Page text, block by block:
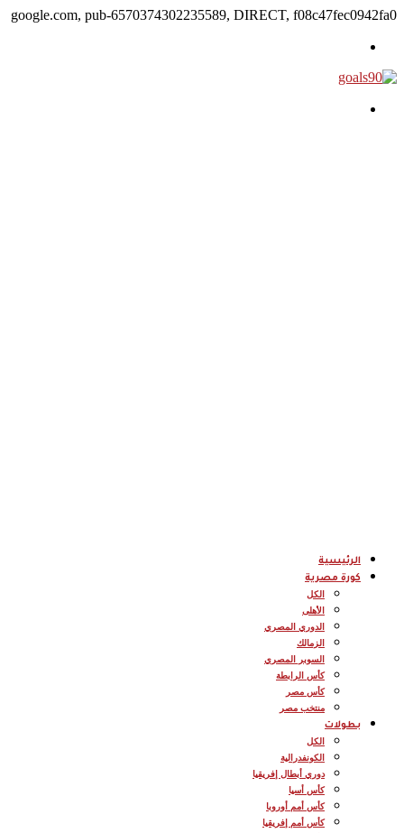
google.com, pub-6570374302235589, DIRECT, f08c47fec0942fa0
الرئيسية
كورة مصرية
الكل
الأهلى
الدوري المصري
الزمالك
السوبر المصري
كأس الرابطة
كأس مصر
منتخب مصر
بطولات
الكل
الكونفدرالية
دوري أبطال إفريقيا
كأس أسيا
كأس أمم أوروبا
كأس أمم إفريقيا